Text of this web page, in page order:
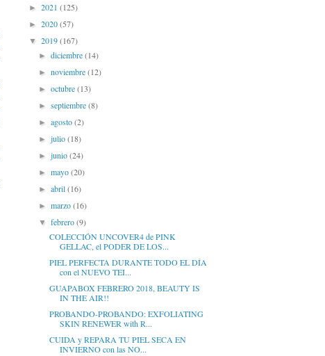
► 2021 (125)
► 2020(57)
▼ 2019(167)
►diciembre(14)
►noviembre(12)
►octubre(13)
►septiembre(8)
►agosto(2)
►julio(18)
►junio(24)
►mayo(20)
►abril(16)
►marzo(16)
▼febrero(9)
COLECCIÓN UNCOVER4 de PINK
GELLAC, el PODER DE LOS...
PIEL PERFECTA DURANTE TODO EL DÍA
con el NUEVO TEI...
GUAPABOX FEBRERO 2018, BEAUTY IS
IN THE AIR!!
PROBANDO-PROBANDO: EXFOLIATING
SKIN RENEWER with R...
CUIDA y REPARA TU PIEL SECA EN
INVIERNO con las NO...